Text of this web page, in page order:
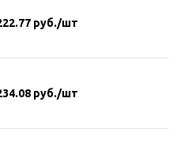
руб./шт
руб./шт